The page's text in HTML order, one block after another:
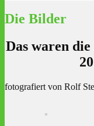
Die Bilder
Das waren
fotografiert von Rolf